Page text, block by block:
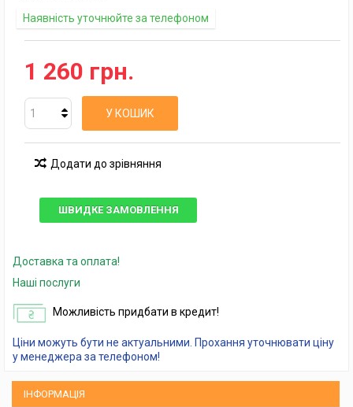
Наявність уточнюйте за телефоном
1 260 грн.
У КОШИК
Додати до зрівняння
ШВИДКЕ ЗАМОВЛЕННЯ
Доставка та оплата!
Наші послуги
Можливість придбати в кредит!
Ціни можуть бути не актуальними. Прохання уточнювати ціну
у менеджера за телефоном!
ІНФОРМАЦІЯ